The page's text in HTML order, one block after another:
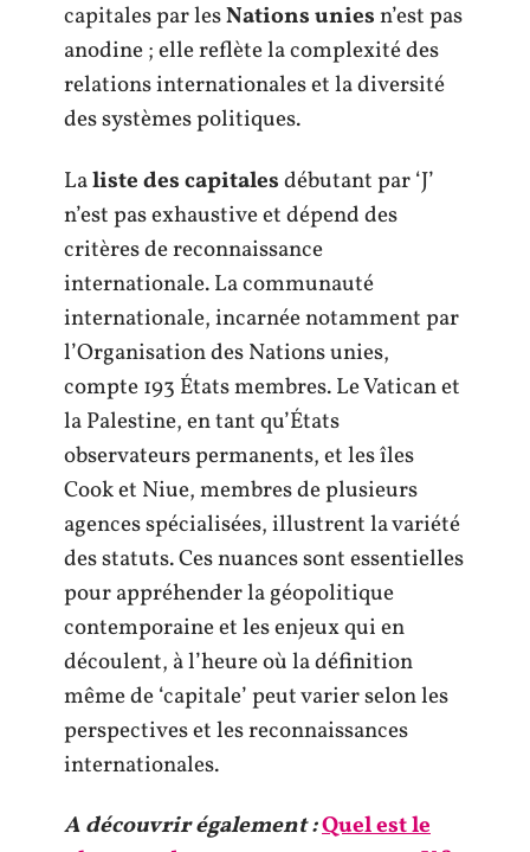
capitales par lesNations uniesn’est pas
anodine ; elle reflète la complexité des
relations internationales et la diversité
des systèmes politiques.
Laliste des capitalesdébutant par ‘J’
n’est pas exhaustive et dépend des
critères de reconnaissance
internationale. La communauté
internationale, incarnée notamment par
l’Organisation des Nations unies,
compte 193 États membres. Le Vatican et
la Palestine, en tant qu’États
observateurs permanents, et les îles
Cook et Niue, membres de plusieurs
agences spécialisées, illustrent la variété
des statuts. Ces nuances sont essentielles
pour appréhender la géopolitique
contemporaine et les enjeux qui en
découlent, à l’heure où la définition
même de ‘capitale’ peut varier selon les
perspectives et les reconnaissances
internationales.
A découvrir également :Quel est le